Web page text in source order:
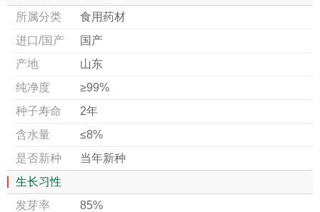
所属分类
食用药材
进口/国产
国产
产地
山东
纯净度
≥99%
种子寿命
2年
含水量
≤8%
是否新种
当年新种
生长习性
发芽率
85%